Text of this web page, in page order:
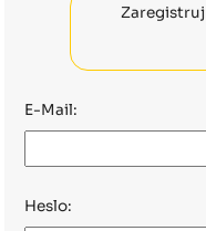
Zaregistruj
E-Mail:
Heslo: